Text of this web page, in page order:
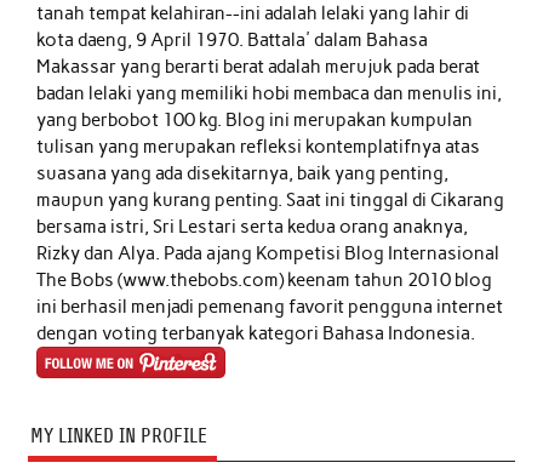
tanah tempat kelahiran--ini adalah lelaki yang lahir di
kota daeng, 9 April 1970. Battala' dalam Bahasa
Makassar yang berarti berat adalah merujuk pada berat
badan lelaki yang memiliki hobi membaca dan menulis ini,
yang berbobot 100 kg. Blog ini merupakan kumpulan
tulisan yang merupakan refleksi kontemplatifnya atas
suasana yang ada disekitarnya, baik yang penting,
maupun yang kurang penting. Saat ini tinggal di Cikarang
bersama istri, Sri Lestari serta kedua orang anaknya,
Rizky dan Alya. Pada ajang Kompetisi Blog Internasional
The Bobs (www.thebobs.com) keenam tahun 2010 blog
ini berhasil menjadi pemenang favorit pengguna internet
dengan voting terbanyak kategori Bahasa Indonesia.
MY LINKED IN PROFILE